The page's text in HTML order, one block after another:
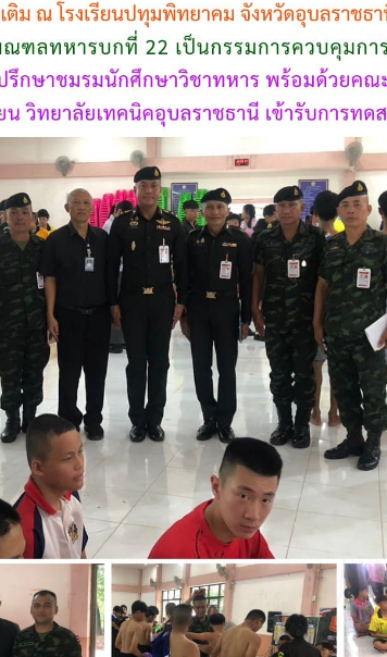
วท.อุบลฯ ต้อนรับคณะ
กรรมการติดตามการ
ติดตามการดำเนินงานของ
สถานศึกษาในการขับเคลื่อนการจัดการ
อาชีวศึกษา ปีงบประมาณ พ.ศ. 2569
อุบลราช
ปีการศึก
จำกัด
อาชีวศึกษ